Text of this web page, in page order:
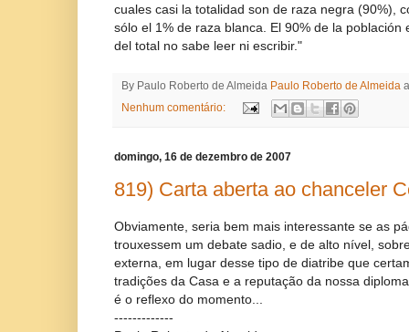
cuales casi la totalidad son de raza negra (90%),
sólo el 1% de raza blanca. El 90% de la población
del total no sabe leer ni escribir."
By Paulo Roberto de Almeida Paulo Roberto de Almeida
Nenhum comentário:
domingo, 16 de dezembro de 2007
819) Carta aberta ao chanceler
Obviamente, seria bem mais interessante se as
trouxessem um debate sadio, e de alto nível,
externa, em lugar desse tipo de diatribe que
tradições da Casa e a reputação da nossa
é o reflexo do momento...
-------------